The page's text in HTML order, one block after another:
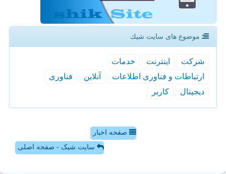
موضوع های سایت شیك
شركت اینترنت
خدمات
ارتباطات و فناوری اطلاعات
آنلاین
فناوری
دیجیتال
كاربر
صفحه اخبار
سایت شیک - صفحه اصلی